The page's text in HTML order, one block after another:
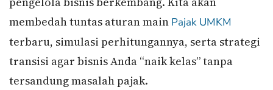
membedah tuntas aturan main Pajak UMKM
terbaru, simulasi perhitungannya, serta strategi
transisi agar bisnis Anda “naik kelas” tanpa
tersandung masalah pajak.